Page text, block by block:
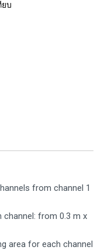
ยบ
from channel 1
from 0.3 m x
area for each channel